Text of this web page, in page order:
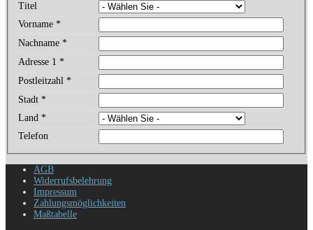
Titel
Vorname *
Nachname *
Adresse 1 *
Postleitzahl *
Stadt *
Land *
Telefon
AGB
Widerrufsbelehrung
Impressum
Zahlungsmöglichkeiten
Maßtabelle